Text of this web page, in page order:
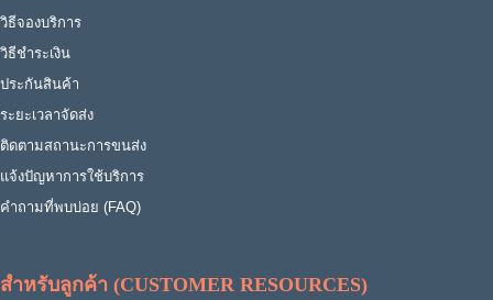
วิธีจองบริการ
วิธีชำระเงิน
ประกันสินค้า
ระยะเวลาจัดส่ง
ติดตามสถานะการขนส่ง
แจ้งปัญหาการใช้บริการ
คำถามที่พบบ่อย (FAQ)
สำหรับลูกค้า (CUSTOMER RESOURCES)